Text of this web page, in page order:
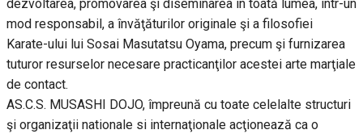
dezvoltarea, promovarea şi diseminarea în toată lumea, într-un
mod responsabil, a învăţăturilor originale şi a filosofiei
Karate-ului lui Sosai Masutatsu Oyama, precum şi furnizarea
tuturor resurselor necesare practicanţilor acestei arte marţiale
de contact.
AS.C.S. MUSASHI DOJO, împreună cu toate celelalte structuri
şi organizaţii nationale si internaţionale acţionează ca o